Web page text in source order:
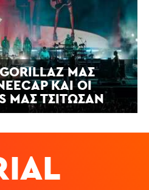
ΜΆΣ
ΚΑΙ ΟΙ
ΜΆΣ ΤΣΊΤΩΣΑΝ